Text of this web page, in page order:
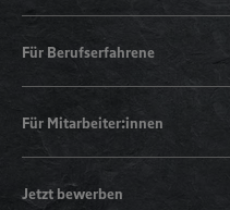
Für Berufserfahrene
Für Mitarbeiter:innen
Jetzt bewerben